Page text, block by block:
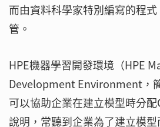
而由資料科學家特別編寫的程
管。
HPE機器學習開發環境（HPE
Development Environment，
可以協助企業在建立模型時分
說明，常聽到企業為了建立模型